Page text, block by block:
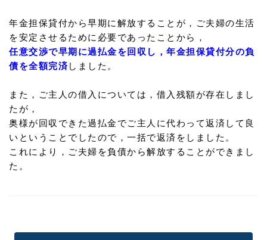
年金担保貸付から早期に解放することが，ご夫婦の生活
を安定させるために必要であったことから，
任意交渉で早期に過払金を回収し，年金担保貸付分の負
債を全額完済しました。
また，ご主人の借入については，借入残額が存在しまし
たが，
奥様が回収できた過払金でご主人に代わって返済して良
いということでしたので，一括で返済をしました。
これにより，ご夫婦を負債から解放することができまし
た。